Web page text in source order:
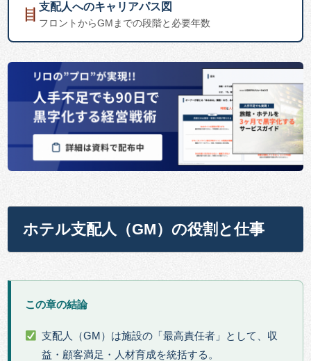
支配人へのキャリアパス図
フロントからGMまでの段階と必要年数
ホテル支配人（GM）の役割と仕事
この章の結論
支配人（GM）は施設の「最高責任者」として、収
益・顧客満足・人材育成を統括する。